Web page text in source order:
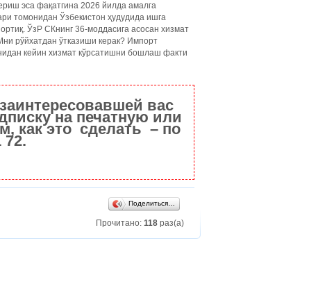
эса фақатгина 2026 йилда амалга
томонидан Ўзбекистон ҳудудида ишга
ЎзР СКнинг 36-моддасига асосан хизмат
рўйхатдан ўтказиши керак? Импорт
кейин хизмат кўрсатишни бошлаш факти
вас
на печатную или
как это сделать – по
72.
Поделиться…
Прочитано: 118 раз(а)